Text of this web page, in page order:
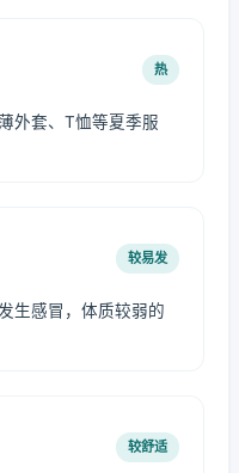
热
外套、T恤等夏季服
较易发
生感冒，体质较弱的
较舒适